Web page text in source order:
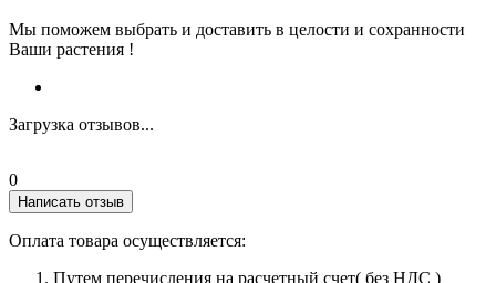
Мы поможем выбрать и доставить в целости и сохранности
Ваши растения !
Загрузка отзывов...
0
Написать отзыв
Оплата товара осуществляется:
Путем перечисления на расчетный счет( без НДС )